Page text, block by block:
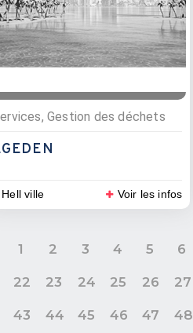
Gestion des déchets
Hell ville Voir les infos
1 2 3 4 5 6
22 23 24 25 26 27
43 44 45 46 47 48